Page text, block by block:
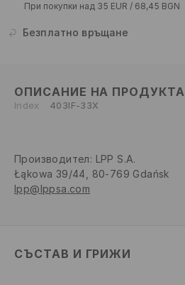
При покупки над 35 EUR / 68,45 BGN
Безплатно връщане
ОПИСАНИЕ НА ПРОДУКТА
Index 403IF-33X
Производител: LPP S.A.
Łąkowa 39/44, 80-769 Gdańsk
lpp@lppsa.com
СЪСТАВ И ГРИЖИ